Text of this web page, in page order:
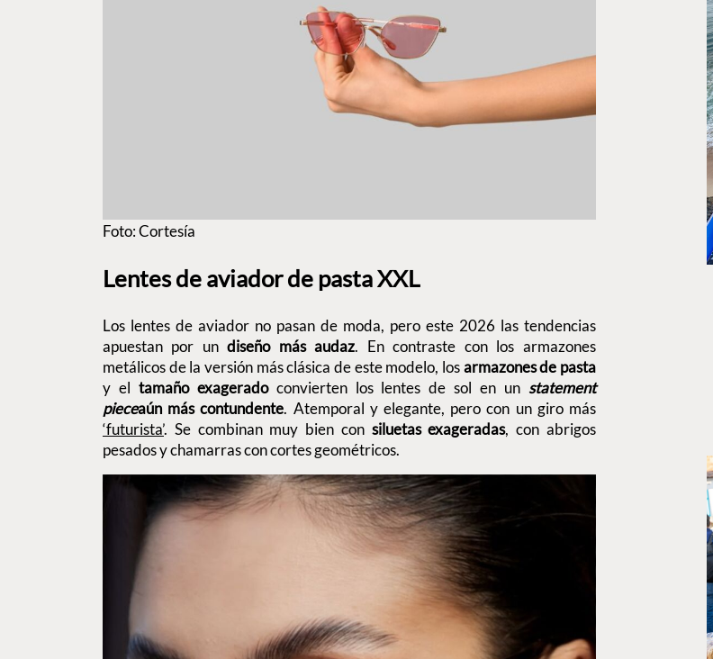
Foto: Cortesía
Lentes de aviador de pasta XXL
Los lentes de aviador no pasan de moda, pero este 2026 las tendencias
apuestan por undiseño más audaz. En contraste con los armazones
metálicos de la versión más clásica de este modelo, losarmazones de pasta
y el tamaño exageradoconvierten los lentes de sol en un statement
pieceaún más contundente. Atemporal y elegante, pero con un giro más
‘futurista’. Se combinan muy bien con siluetas exageradas, con abrigos
pesados y chamarras con cortes geométricos.